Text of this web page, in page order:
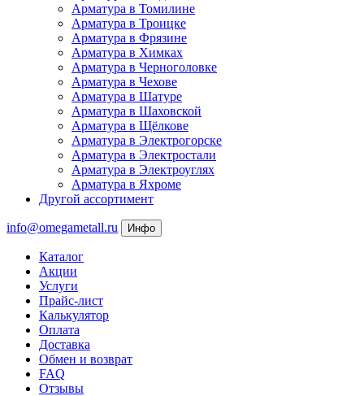
Арматура в Томилине
Арматура в Троицке
Арматура в Фрязине
Арматура в Химках
Арматура в Черноголовке
Арматура в Чехове
Арматура в Шатуре
Арматура в Шаховской
Арматура в Щёлкове
Арматура в Электрогорске
Арматура в Электростали
Арматура в Электроуглях
Арматура в Яхроме
Другой ассортимент
info@omegametall.ru Инфо
Каталог
Акции
Услуги
Прайс-лист
Калькулятор
Оплата
Доставка
Обмен и возврат
FAQ
Отзывы